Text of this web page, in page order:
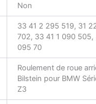
Non
33 41 2 295 519, 31
702, 33 41 1 090 505,
095 70
Roulement de roue
Bilstein pour BMW
Z3